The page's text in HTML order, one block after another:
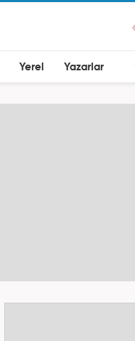
Yerel Yazarlar